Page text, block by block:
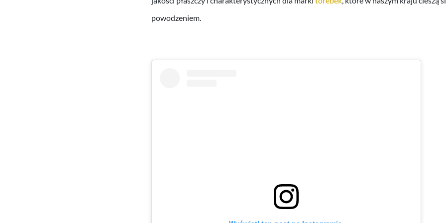
powodzeniem.